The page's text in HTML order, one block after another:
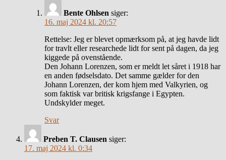
Bente Ohlsen siger:
16. maj 2024 kl. 20:57
Rettelse: Jeg er blevet opmærksom på, at jeg havde lidt
for travlt eller researchede lidt for sent på dagen, da jeg
kiggede på ovenstående.
Den Johann Lorenzen, som er meldt let såret i 1918 har
en anden fødselsdato. Det samme gælder for den
Johann Lorenzen, der kom hjem med Valkyrien, og
som faktisk var britisk krigsfange i Egypten.
Undskylder meget.
Svar
Preben T. Clausen siger:
17. maj 2024 kl. 0:34